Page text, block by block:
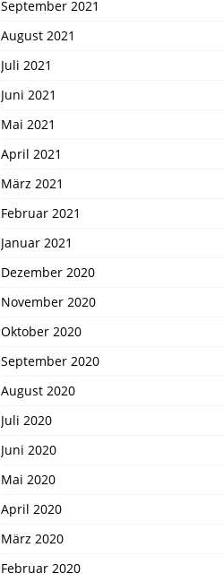
September 2021
August 2021
Juli 2021
Juni 2021
Mai 2021
April 2021
März 2021
Februar 2021
Januar 2021
Dezember 2020
November 2020
Oktober 2020
September 2020
August 2020
Juli 2020
Juni 2020
Mai 2020
April 2020
März 2020
Februar 2020